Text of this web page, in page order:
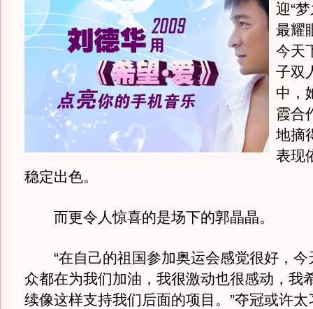
迎“
最耀
今天
子双
中，
霞合
地摘
表现
稳定出色。
而更令人惊喜的是场下的郭晶晶。
“在自己的祖国参加奥运会感觉很好，今
众都在为我们加油，我很激动也很感动，我
续像这样支持我们后面的项目。”夺冠或许